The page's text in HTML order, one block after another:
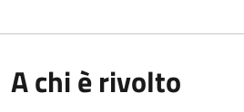
A chi è rivolto